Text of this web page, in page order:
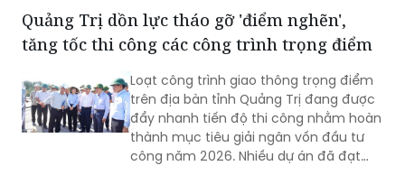
Quảng Trị dồn lực tháo gỡ 'điểm nghẽn',
tăng tốc thi công các công trình trọng điểm
Loạt công trình giao thông trọng điểm
trên địa bàn tỉnh Quảng Trị đang được
đẩy nhanh tiến độ thi công nhằm hoàn
thành mục tiêu giải ngân vốn đầu tư
công năm 2026. Nhiều dự án đã đạt